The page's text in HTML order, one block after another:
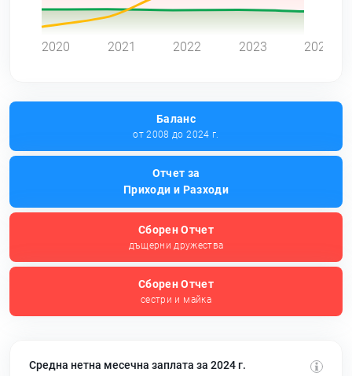
2020 2021 2022 2023 2024
Баланс
от 2008 до 2024 г.
Отчет за
Приходи и Разходи
Сборен Отчет
дъщерни дружества
Сборен Отчет
сестри и майка
Средна нетна месечна заплата за 2024 г.